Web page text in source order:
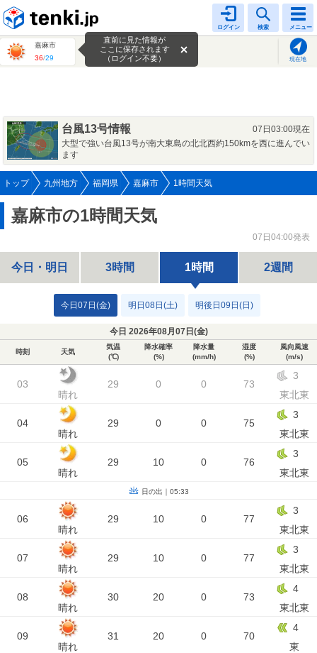
ログイン 検索 メニュー
嘉麻市
36/29 現在地
直前に見た情報が
ここに保存されます
（ログイン不要）
台風13号情報
07日03:00現在
大型で強い台風13号が南大東島の北北西約150kmを西に進んでい
ます
トップ 九州地方 福岡県 嘉麻市 1時間天気
嘉麻市の1時間天気
07日04:00発表
今日・明日 3時間 1時間 2週間
今日07日(金) 明日08日(土) 明後日09日(日)
今日 2026年08月07日(金)
時刻 天気
気温
(℃)
降水確率
(%)
降水量
(mm/h)
湿度
(%)
風向風速
(m/s)
03
晴れ
29 0 0 73
3
東北東
04
晴れ
29 0 0 75
3
東北東
05
晴れ
29 10 0 76
3
東北東
日の出｜05:33
06
晴れ
29 10 0 77
3
東北東
07
晴れ
29 10 0 77
3
東北東
08
晴れ
30 20 0 73
4
東北東
09
晴れ
31 20 0 70
4
東